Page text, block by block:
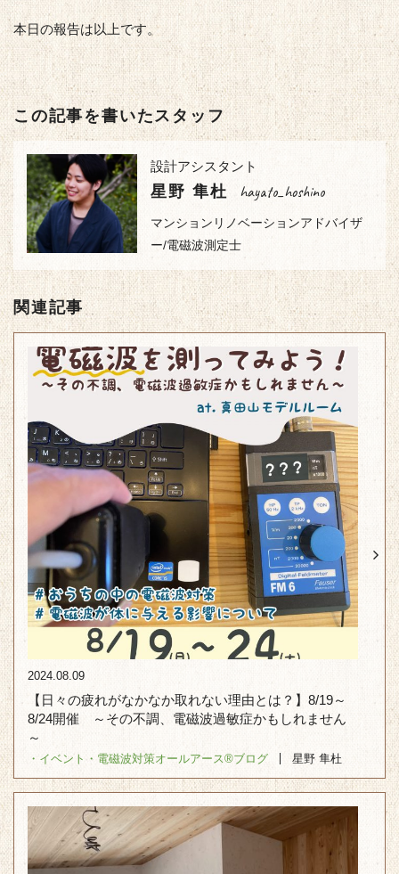
本日の報告は以上です。
この記事を書いたスタッフ
設計アシスタント
星野 隼杜 hayato_hoshino
マンションリノベーションアドバイザ
ー/電磁波測定士
関連記事
2024.08.09
【日々の疲れがなかなか取れない理由とは？】8/19～
8/24開催 ～その不調、電磁波過敏症かもしれません
～
・イベント ・電磁波対策オールアース®︎ブログ 星野 隼杜